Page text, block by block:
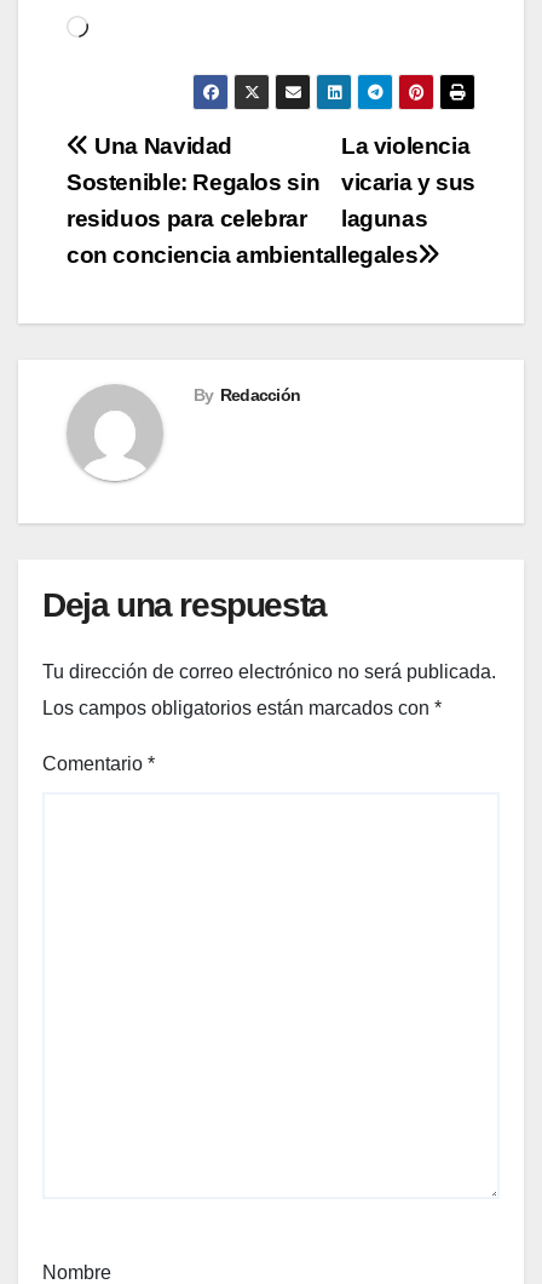
Cargando...
Navegación
de
entradas
La violencia
vicaria y sus
lagunas
legales
Una Navidad
Sostenible: Regalos sin
residuos para celebrar
con conciencia ambiental
By Redacción
Deja una respuesta
Tu dirección de correo electrónico no será publicada.
Los campos obligatorios están marcados con *
Comentario *
Nombre